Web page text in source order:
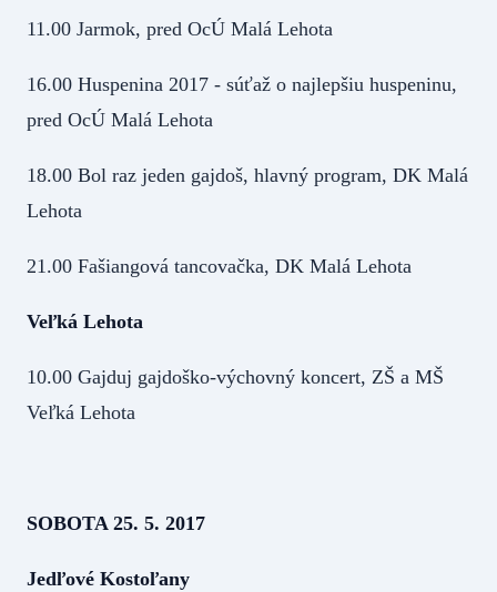
11.00 Jarmok, pred OcÚ Malá Lehota
16.00 Huspenina 2017 - súťaž o najlepšiu huspeninu,
pred OcÚ Malá Lehota
18.00 Bol raz jeden gajdoš, hlavný program, DK Malá
Lehota
21.00 Fašiangová tancovačka, DK Malá Lehota
Veľká Lehota
10.00 Gajduj gajdoško-výchovný koncert, ZŠ a MŠ
Veľká Lehota
SOBOTA 25. 5. 2017
Jedľové Kostoľany